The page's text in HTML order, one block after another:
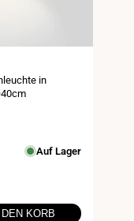
in
Auf Lager
DEN KORB